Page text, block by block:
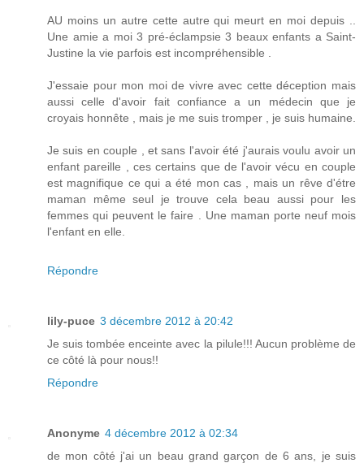
AU moins un autre cette autre qui meurt en moi depuis ..
Une amie a moi 3 pré-éclampsie 3 beaux enfants a Saint-
Justine la vie parfois est incompréhensible .
J'essaie pour mon moi de vivre avec cette déception mais
aussi celle d'avoir fait confiance a un médecin que je
croyais honnête , mais je me suis tromper , je suis humaine.
Je suis en couple , et sans l'avoir été j'aurais voulu avoir un
enfant pareille , ces certains que de l'avoir vécu en couple
est magnifique ce qui a été mon cas , mais un rêve d'étre
maman même seul je trouve cela beau aussi pour les
femmes qui peuvent le faire . Une maman porte neuf mois
l'enfant en elle.
Répondre
lily-puce 3 décembre 2012 à 20:42
Je suis tombée enceinte avec la pilule!!! Aucun problème de
ce côté là pour nous!!
Répondre
Anonyme 4 décembre 2012 à 02:34
de mon côté j'ai un beau grand garçon de 6 ans, je suis